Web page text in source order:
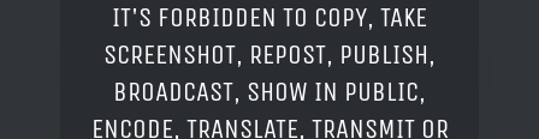
IT'S FORBIDDEN TO COPY, TAKE
SCREENSHOT, REPOST, PUBLISH,
BROADCAST, SHOW IN PUBLIC,
ENCODE, TRANSLATE, TRANSMIT OR